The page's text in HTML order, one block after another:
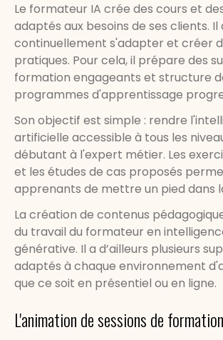
Le formateur IA crée des cours et
adaptés aux besoins de ses clients.
continuellement s'adapter et créer
pratiques. Pour cela, il prépare des
formation engageants et structure
programmes d'apprentissage
Son objectif est simple : rendre
artificielle accessible à tous les
débutant à l'expert métier. Les
et les études de cas proposés
apprenants de mettre un pied dans
La création de contenus
du travail du formateur en
générative. Il a d’ailleurs plusieurs
adaptés à chaque environnement
que ce soit en présentiel ou en ligne.
L'animation de sessions de formation